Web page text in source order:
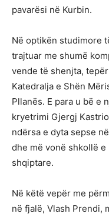
pavarësi në Kurbin.
Në optikën studimore
trajtuar me shumë
vende të shenjta,
Katedralja e Shën
Pllanës. E para u bë e
kryetrimi Gjergj
ndërsa e dyta sepse
dhe më vonë shkollë
shqiptare.
Në këtë vepër me
në fjalë, Vlash Prendi,